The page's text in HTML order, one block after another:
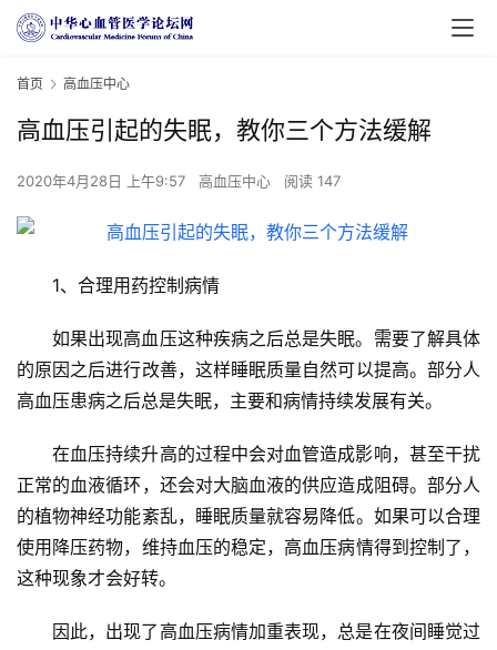
首页 高血压中心
高血压引起的失眠，教你三个方法缓解
2020年4月28日 上午9:57 高血压中心 阅读 147
1、合理用药控制病情
如果出现高血压这种疾病之后总是失眠。需要了解具体
的原因之后进行改善，这样睡眠质量自然可以提高。部分人
高血压患病之后总是失眠，主要和病情持续发展有关。
在血压持续升高的过程中会对血管造成影响，甚至干扰
正常的血液循环，还会对大脑血液的供应造成阻碍。部分人
的植物神经功能紊乱，睡眠质量就容易降低。如果可以合理
使用降压药物，维持血压的稳定，高血压病情得到控制了，
这种现象才会好转。
因此，出现了高血压病情加重表现，总是在夜间睡觉过